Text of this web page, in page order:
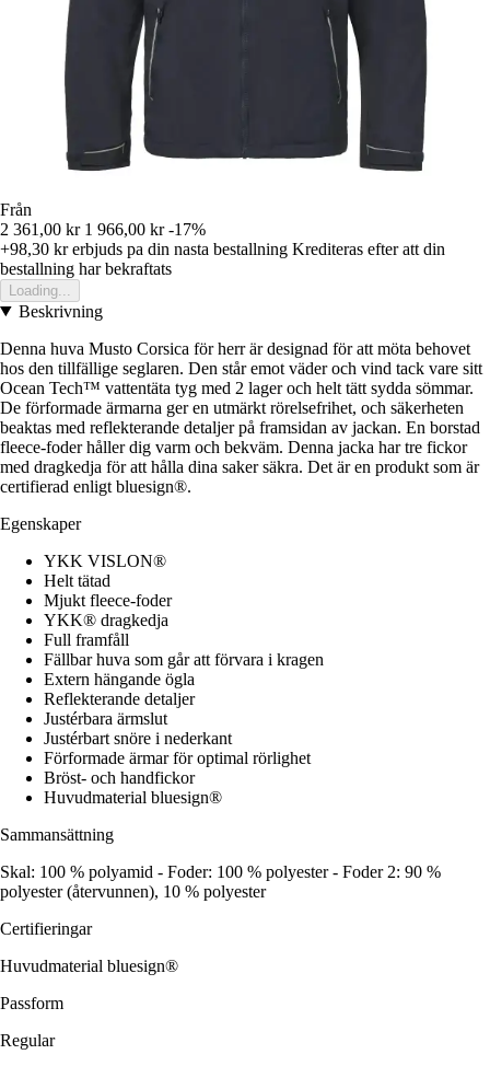
Från
2 361,00 kr 1 966,00 kr -17%
+98,30 krerbjuds pa din nasta bestallning Krediteras efter att din
bestallning har bekraftats
Loading...
Beskrivning
Denna huva Musto Corsica för herr är designad för att möta behovet
hos den tillfällige seglaren. Den står emot väder och vind tack vare sitt
Ocean Tech™ vattentäta tyg med 2 lager och helt tätt sydda sömmar.
De förformade ärmarna ger en utmärkt rörelsefrihet, och säkerheten
beaktas med reflekterande detaljer på framsidan av jackan. En borstad
fleece-foder håller dig varm och bekväm. Denna jacka har tre fickor
med dragkedja för att hålla dina saker säkra. Det är en produkt som är
certifierad enligt bluesign®.
Egenskaper
YKK VISLON®
Helt tätad
Mjukt fleece-foder
YKK® dragkedja
Full framfåll
Fällbar huva som går att förvara i kragen
Extern hängande ögla
Reflekterande detaljer
Justérbara ärmslut
Justérbart snöre i nederkant
Förformade ärmar för optimal rörlighet
Bröst- och handfickor
Huvudmaterial bluesign®
Sammansättning
Skal: 100 % polyamid - Foder: 100 % polyester - Foder 2: 90 %
polyester (återvunnen), 10 % polyester
Certifieringar
Huvudmaterial bluesign®
Passform
Regular